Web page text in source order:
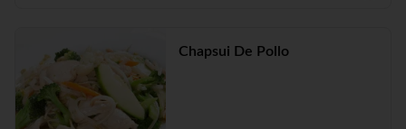
Chapsui De Pollo